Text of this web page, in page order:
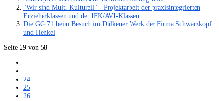
"Wir sind Multi-Kulturell" - Projektarbeit der praxisintegrierten
Erzieherklassen und der IFK/AVI-Klassen
Die GG 71 beim Besuch im Dülkener Werk der Firma Schwarzkopf
und Henkel
Seite 29 von 58
24
25
26